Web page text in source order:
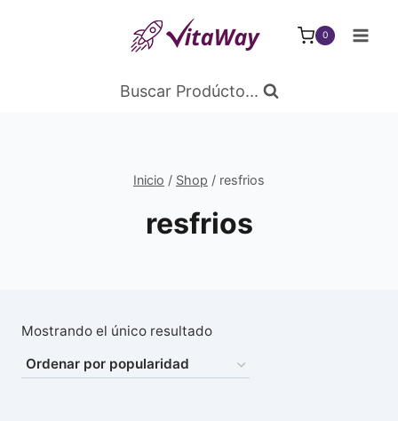
0
Buscar Prodúcto...
Inicio / Shop / resfrios
resfrios
Mostrando el único resultado